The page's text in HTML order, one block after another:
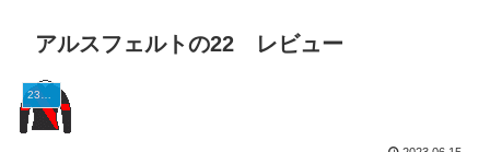
アルスフェルトの22 レビュー